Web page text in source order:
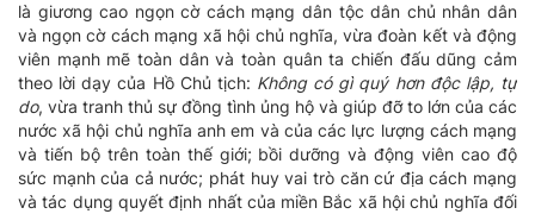
là giương cao ngọn cờ cách mạng dân tộc dân chủ nhân dân
và ngọn cờ cách mạng xã hội chủ nghĩa, vừa đoàn kết và động
viên mạnh mẽ toàn dân và toàn quân ta chiến đấu dũng cảm
theo lời dạy của Hồ Chủ tịch: Không có gì quý hơn độc lập, tự
do, vừa tranh thủ sự đồng tình ủng hộ và giúp đỡ to lớn của các
nước xã hội chủ nghĩa anh em và của các lực lượng cách mạng
và tiến bộ trên toàn thế giới; bồi dưỡng và động viên cao độ
sức mạnh của cả nước; phát huy vai trò căn cứ địa cách mạng
và tác dụng quyết định nhất của miền Bắc xã hội chủ nghĩa đối